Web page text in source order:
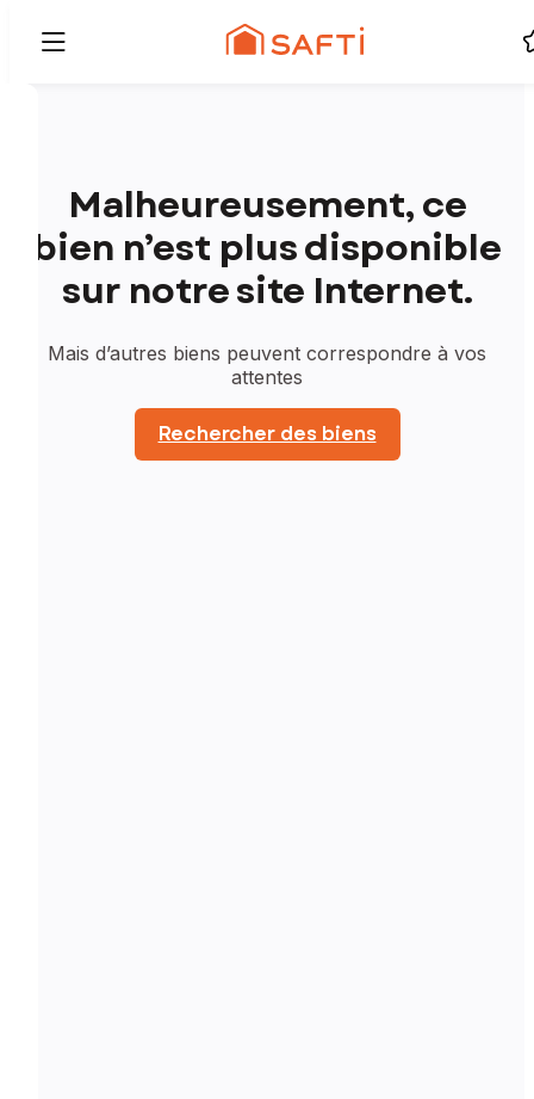
Malheureusement, ce
bien n’est plus disponible
sur notre site Internet.
Mais d’autres biens peuvent correspondre à vos
attentes
Rechercher des biens